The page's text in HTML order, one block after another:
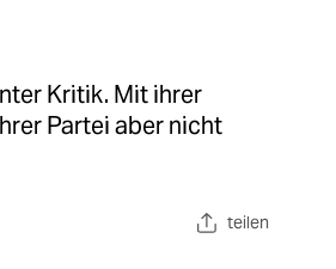
Kritik. Mit ihrer
Partei aber nicht
teilen